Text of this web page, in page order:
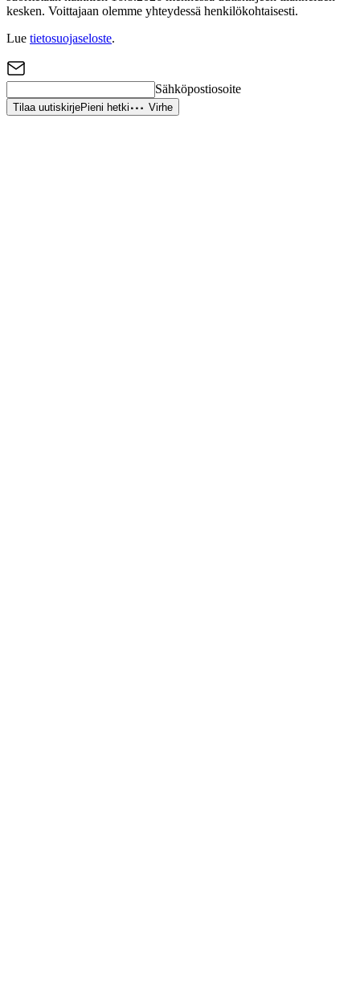
kesken. Voittajaan olemme yhteydessä henkilökohtaisesti.
Lue tietosuojaseloste.
Sähköpostiosoite
Tilaa uutiskirjePieni hetki Virhe